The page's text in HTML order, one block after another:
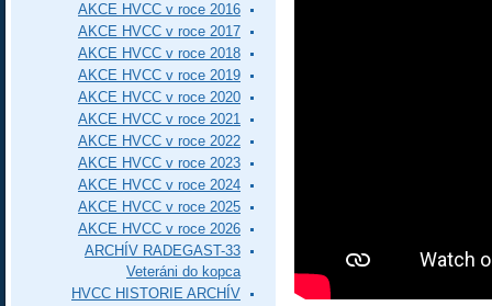
AKCE HVCC v roce 2016
AKCE HVCC v roce 2017
AKCE HVCC v roce 2018
AKCE HVCC v roce 2019
AKCE HVCC v roce 2020
AKCE HVCC v roce 2021
AKCE HVCC v roce 2022
AKCE HVCC v roce 2023
AKCE HVCC v roce 2024
AKCE HVCC v roce 2025
AKCE HVCC v roce 2026
ARCHÍV RADEGAST-33
Veteráni do kopca
HVCC HISTORIE ARCHÍV